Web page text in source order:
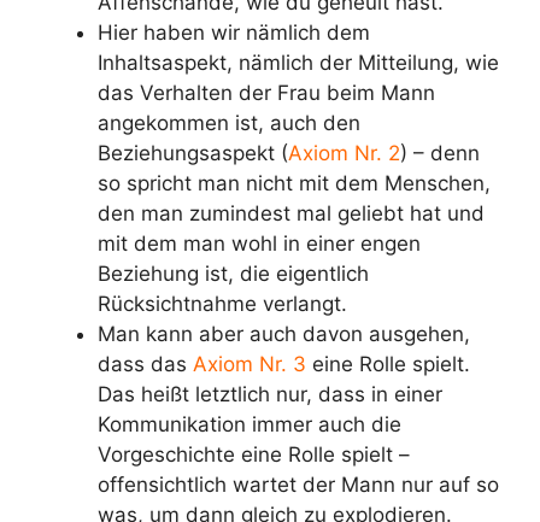
Hier haben wir nämlich dem
Inhaltsaspekt, nämlich der Mitteilung, wie
das Verhalten der Frau beim Mann
angekommen ist, auch den
Beziehungsaspekt (Axiom Nr. 2) – denn
so spricht man nicht mit dem Menschen,
den man zumindest mal geliebt hat und
mit dem man wohl in einer engen
Beziehung ist, die eigentlich
Rücksichtnahme verlangt.
Man kann aber auch davon ausgehen,
dass das Axiom Nr. 3 eine Rolle spielt.
Das heißt letztlich nur, dass in einer
Kommunikation immer auch die
Vorgeschichte eine Rolle spielt –
offensichtlich wartet der Mann nur auf so
was, um dann gleich zu explodieren.